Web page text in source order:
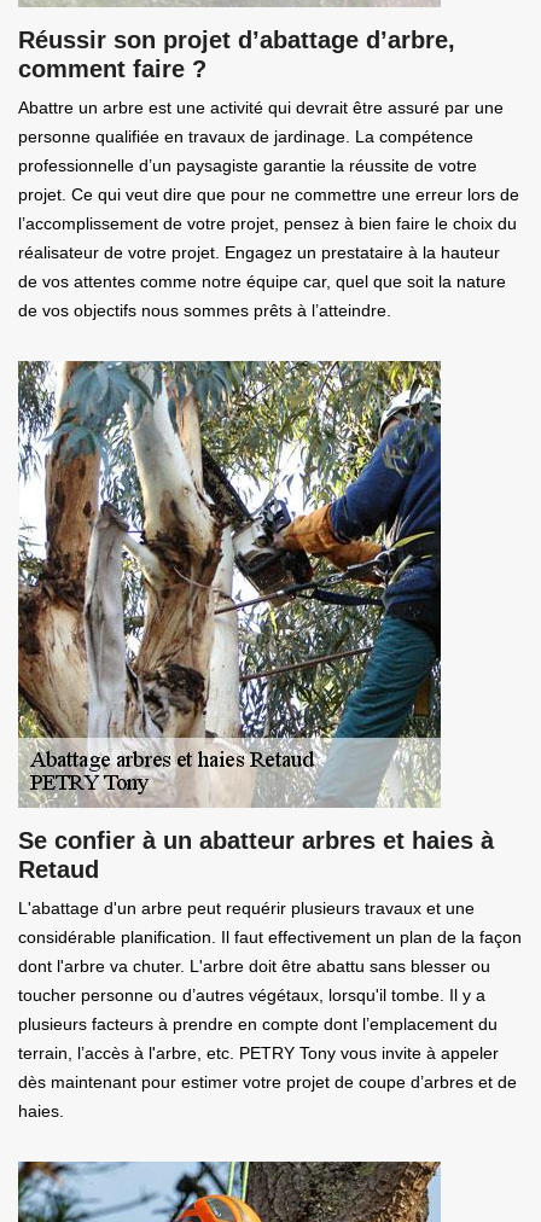
Réussir son projet d’abattage d’arbre,
comment faire ?
Abattre un arbre est une activité qui devrait être assuré par une
personne qualifiée en travaux de jardinage. La compétence
professionnelle d’un paysagiste garantie la réussite de votre
projet. Ce qui veut dire que pour ne commettre une erreur lors de
l’accomplissement de votre projet, pensez à bien faire le choix du
réalisateur de votre projet. Engagez un prestataire à la hauteur
de vos attentes comme notre équipe car, quel que soit la nature
de vos objectifs nous sommes prêts à l’atteindre.
Se confier à un abatteur arbres et haies à
Retaud
L'abattage d'un arbre peut requérir plusieurs travaux et une
considérable planification. Il faut effectivement un plan de la façon
dont l'arbre va chuter. L'arbre doit être abattu sans blesser ou
toucher personne ou d’autres végétaux, lorsqu'il tombe. Il y a
plusieurs facteurs à prendre en compte dont l’emplacement du
terrain, l’accès à l'arbre, etc. PETRY Tony vous invite à appeler
dès maintenant pour estimer votre projet de coupe d’arbres et de
haies.